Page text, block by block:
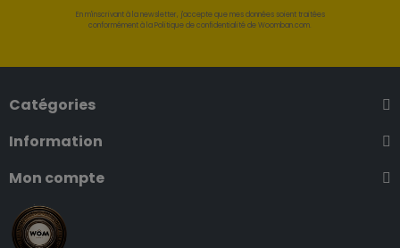
En m'inscrivant à la newsletter, j'accepte que mes données soient traitées
conformément à la Politique de confidentialité de Woomban.com.
Catégories
Information
Mon compte